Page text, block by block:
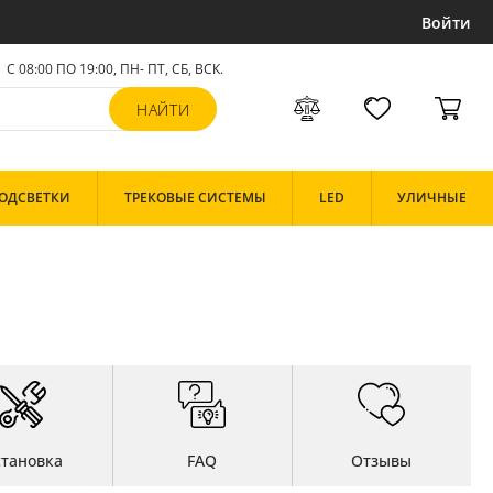
Войти
С 08:00 ПО 19:00, ПН- ПТ,СБ, ВСК.
ТРЕКОВЫЕ СИСТЕМЫ LED УЛИЧНЫЕ
FAQ Отзывы